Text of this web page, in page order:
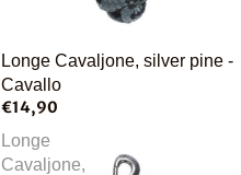
Longe Cavaljone, silver pine -
Cavallo
€14,90
Longe
Cavaljone,